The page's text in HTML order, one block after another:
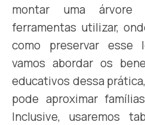
montar uma árvore
ferramentas utilizar,
como preservar esse
vamos abordar os
educativos dessa
pode aproximar
Inclusive, usaremos